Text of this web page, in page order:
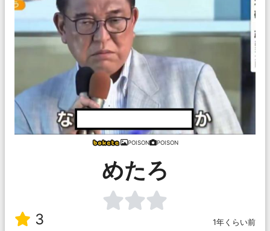
POISON POISON
めたろ
3 1年くらい前